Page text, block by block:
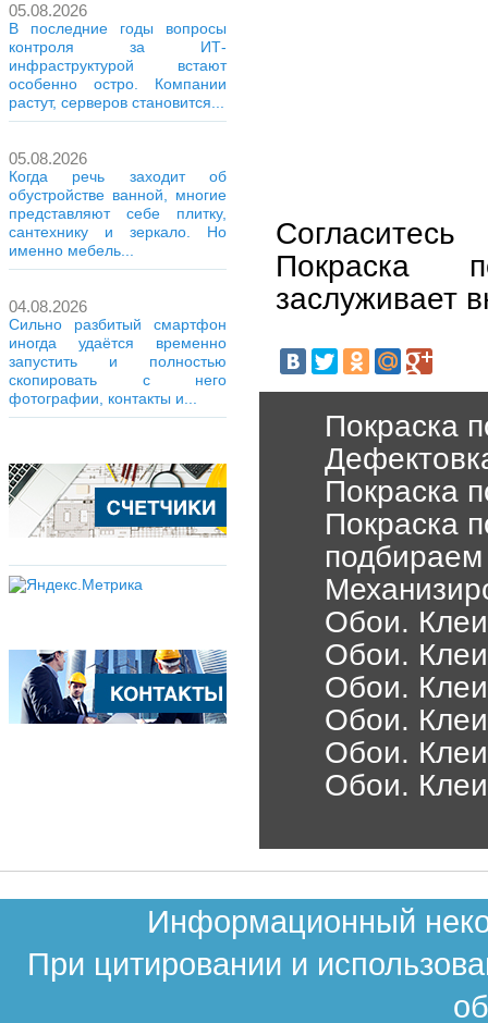
05.08.2026
В последние годы вопросы
контроля за ИТ-
инфраструктурой встают
особенно остро. Компании
растут, серверов становится...
05.08.2026
Когда речь заходит об
обустройстве ванной, многие
представляют себе плитку,
сантехнику и зеркало. Но
именно мебель...
04.08.2026
Сильно разбитый смартфон
иногда удаётся временно
запустить и полностью
скопировать с него
фотографии, контакты и...
Покраска
заслуживает
Покраска
Покраска
Покраска
Обои.
Обои.
Обои.
Обои.
Обои.
Обои.
Информационный
При цитировании и